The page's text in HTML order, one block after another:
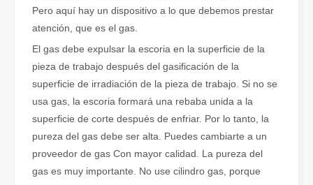
El corte por láser de láminas de metal es un método de corte muy utilizado.
El corte por láser de láminas de metal es un método de corte
Pero aquí hay un dispositivo a lo que debemos prestar
atención, que es el gas.
El gas debe expulsar la escoria en la superficie de la
pieza de trabajo después del gasificación de la
superficie de irradiación de la pieza de trabajo. Si no se
usa gas, la escoria formará una rebaba unida a la
superficie de corte después de enfriar. Por lo tanto, la
pureza del gas debe ser alta. Puedes cambiarte a un
proveedor de gas Con mayor calidad. La pureza del
gas es muy importante. No use cilindro gas, porque